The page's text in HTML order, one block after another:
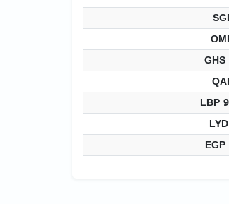
LBP